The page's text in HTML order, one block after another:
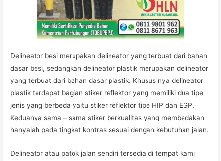
Delineator besi merupakan delineator yang terbuat dari bahan
dasar besi, sedangkan delineator plastik merupakan delineator
yang terbuat dari bahan dasar plastik. Khusus nya delineator
plastik terdapat bagian stiker reflektor yang memiliki dua tipe
jenis yang berbeda yaitu stiker reflektor tipe HIP dan EGP.
Keduanya sama – sama stiker berkualitas yang membedakan
hanyalah pada tingkat kontras sesuai dengan kebutuhan jalan.
Delineator atau patok jalan sendiri tersedia di tempat kami